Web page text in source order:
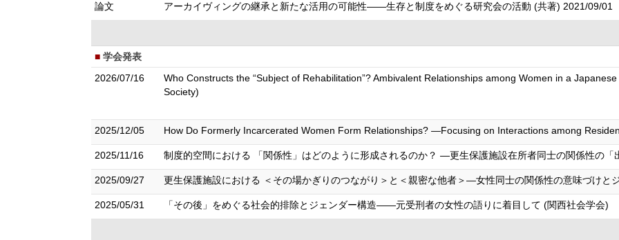
論文 アーカイヴィングの継承と新たな活用の可能性――生存と制度をめぐる研究会の活動 (共著) 2021/09/01
学会発表
2026/07/16
Who Constructs the “Subject of Rehabilitation”? Ambivalent Relationships among Women in a
Society)
2025/12/05 How Do Formerly Incarcerated Women Form Relationships? —Focusing on Interactions among
2025/11/16 制度的空間における 「関係性」はどのように形成されるのか？ ―更生保護施設在所者同士の関係性の
2025/09/27 更生保護施設における ＜その場かぎりのつながり＞と＜親密な他者＞―女性同士の関係性の意味づけと
2025/05/31 「その後」をめぐる社会的排除とジェンダー構造――元受刑者の女性の語りに着目して (関西社会学会)